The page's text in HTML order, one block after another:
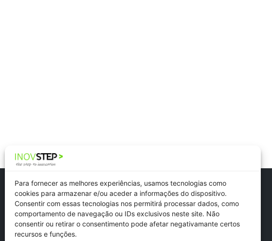
Para fornecer as melhores experiências, usamos tecnologias como
cookies para armazenar e/ou aceder a informações do dispositivo.
Consentir com essas tecnologias nos permitirá processar dados, como
comportamento de navegação ou IDs exclusivos neste site. Não
consentir ou retirar o consentimento pode afetar negativamante certos
recursos e funções.
Newsletter
Recruitment